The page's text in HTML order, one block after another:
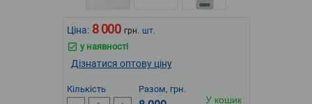
Ціна: 8 000 грн. шт.
у наявності
Дізнатися оптову ціну
Кількість Разом, грн.
У кошик